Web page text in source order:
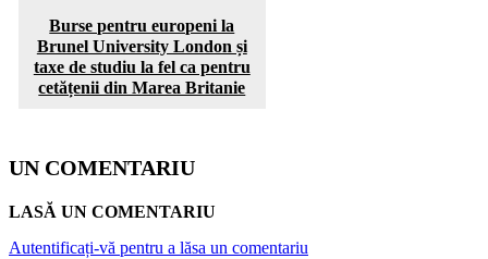
Burse pentru europeni la
Brunel University London și
taxe de studiu la fel ca pentru
cetățenii din Marea Britanie
UN COMENTARIU
LASĂ UN COMENTARIU
Autentificați-vă pentru a lăsa un comentariu